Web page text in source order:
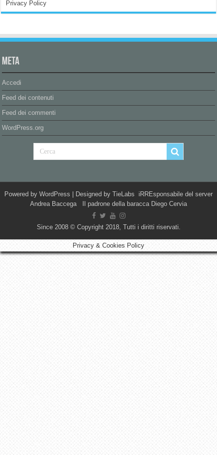
Privacy Policy
Meta
Accedi
Feed dei contenuti
Feed dei commenti
WordPress.org
Powered by WordPress | Designed by TieLabs iRREsponsabile del server
Andrea Baccega Il padrone della baracca Diego Cervia
Since 2008 © Copyright 2018, Tutti i diritti riservati.
Privacy & Cookies Policy